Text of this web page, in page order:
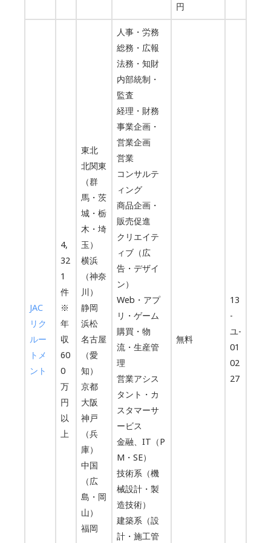
円
JAC
リク
ルー
トメ
ント
4,
32
1
件
※
年
収
60
0
万
円
以
上
東北
北関東
（群
馬・茨
城・栃
木・埼
玉）
横浜
（神奈
川）
静岡
浜松
名古屋
（愛
知）
京都
大阪
神戸
（兵
庫）
中国
（広
島・岡
山）
福岡
人事・労務
総務・広報
法務・知財
内部統制・
監査
経理・財務
事業企画・
営業企画
営業
コンサルテ
ィング
商品企画・
販売促進
クリエイテ
ィブ（広
告・デザイ
ン）
Web・アプ
リ・ゲーム
購買・物
流・生産管
理
営業アシス
タント・カ
スタマーサ
ービス
金融、IT（P
M・SE）
技術系（機
械設計・製
造技術）
建築系（設
計・施工管
無料
13
-
ユ-
01
02
27